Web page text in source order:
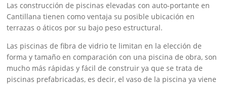
Las construcción de piscinas elevadas con auto-portante en
Cantillana tienen como ventaja su posible ubicación en
terrazas o áticos por su bajo peso estructural.
Las piscinas de fibra de vidrio te limitan en la elección de
forma y tamaño en comparación con una piscina de obra, son
mucho más rápidas y fácil de construir ya que se trata de
piscinas prefabricadas, es decir, el vaso de la piscina ya viene